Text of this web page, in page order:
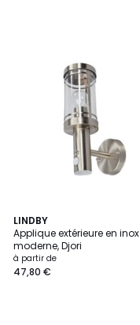
LINDBY
Applique extérieure en inox
moderne, Djori
à partir de
47,80 €
2
Couleurs